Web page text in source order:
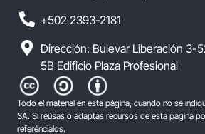
+502 2393-2181
Dirección: Bulevar Liberación 3-
5B Edificio Plaza Profesional
Todo el material en esta página, cuando no se
SA. Si reúsas o adaptas recursos de esta página
referéncialos.